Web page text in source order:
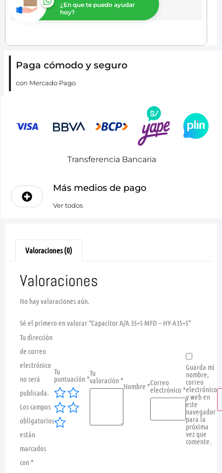
¿En que te puedo ayudar
hoy?
Paga cómodo y seguro
con Mercado Pago
Transferencia Bancaria
Más medios de pago
Ver todos
Valoraciones (0)
Valoraciones
No hay valoraciones aún.
Sé el primero en valorar “Capacitor A/A 35+5 MFD – HY-A35+5”
Tu dirección
de correo
electrónico
no será
publicada.
Los campos
obligatorios
están
marcados
con *
Tu
puntuación *
Tu
valoración *
Nombre *Correo
electrónico *
Guarda mi
nombre,
correo
electrónico
y web en
este
navegador
para la
próxima
vez que
comente.